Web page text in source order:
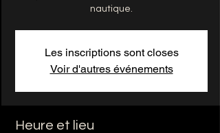
nautique.
Les inscriptions sont closes
Voir d'autres événements
Heure et lieu